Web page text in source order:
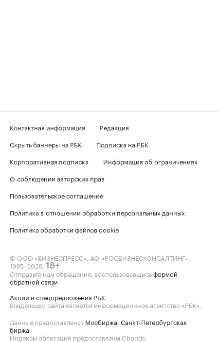
Контактная информация
Редакция
Скрыть баннеры на РБК
Подписка на РБК
Корпоративная подписка
Информация об ограничениях
О соблюдении авторских прав
Пользовательское соглашение
Политика в отношении обработки персональных данных
Политика обработки файлов cookie
© ООО «БИЗНЕСПРЕСС», АО «РОСБИЗНЕСКОНСАЛТИНГ»,
1995–2026. 18+
Отправьте нам обращение, воспользовавшисьформой
обратной связи
Акции и спецпредложения РБК
Владельцем сайта является информационное агентство «РБК».
Данные предоставлены: Мосбиржа, Санкт-Петербургская
биржа.
Индексы облигаций предоставлены Cbonds.